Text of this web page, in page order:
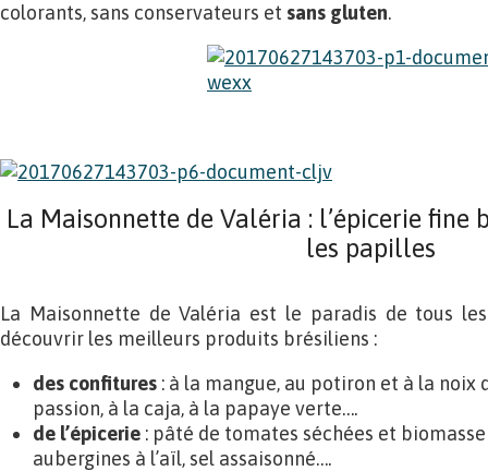
colorants, sans conservateurs et sans gluten.
La Maisonnette de Valéria : l’épicerie
les papilles
La Maisonnette de Valéria est le paradis de tous
découvrir les meilleurs produits brésiliens :
des confitures : à la mangue, au potiron et à la noix
passion, à la caja, à la papaye verte….
de l’épicerie : pâté de tomates séchées et
aubergines à l’aïl, sel assaisonné….